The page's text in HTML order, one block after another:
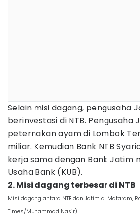
Selain misi dagang, pengusaha
berinvestasi di NTB. Pengusaha
peternakan ayam di Lombok
miliar. Kemudian Bank NTB
kerja sama dengan Bank Jatim
Usaha Bank (KUB).
2. Misi dagang terbesar di NTB
Misi dagang antara NTB dan Jatim di Mataram,
Times/Muhammad Nasir)